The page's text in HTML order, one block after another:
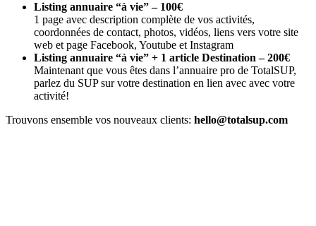
Listing annuaire “à vie” – 100€
1 page avec description complète de vos activités,
coordonnées de contact, photos, vidéos, liens vers votre site
web et page Facebook, Youtube et Instagram
Listing annuaire “à vie” + 1 article Destination – 200€
Maintenant que vous êtes dans l’annuaire pro de TotalSUP,
parlez du SUP sur votre destination en lien avec avec votre
activité!
Trouvons ensemble vos nouveaux clients: hello@totalsup.com